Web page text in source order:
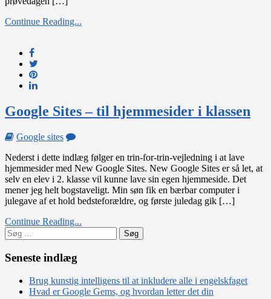
Continue Reading...
Google Sites – til hjemmesider i klassen
Google sites
on
Sites
–
til
hjemmesider
Nederst i dette indlæg følger en trin-for-trin-vejledning i at lave
hjemmesider med New Google Sites. New Google Sites er så let, at
selv en elev i 2. klasse vil kunne lave sin egen hjemmeside. Det
mener jeg helt bogstaveligt. Min søn fik en bærbar computer i
julegave af et hold bedsteforældre, og første juledag gik […]
Continue Reading...
Søg
efter:
Seneste indlæg
Brug kunstig intelligens til at inkludere alle i engelskfaget
Hvad er Google Gems, og hvordan letter det din